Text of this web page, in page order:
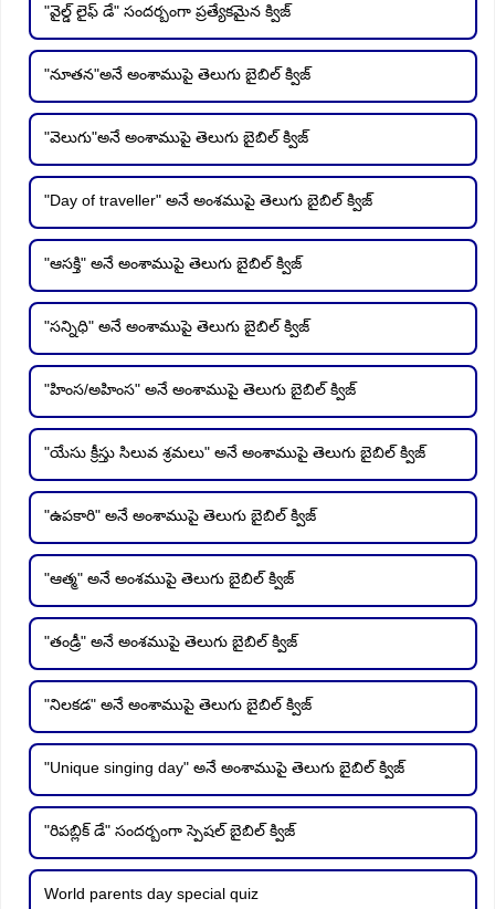
"వైల్డ్ లైఫ్ డే" సందర్బంగా ప్రత్యేకమైన క్విజ్
"నూతన"అనే అంశాముపై తెలుగు బైబిల్ క్విజ్
"వెలుగు"అనే అంశాముపై తెలుగు బైబిల్ క్విజ్
"Day of traveller" అనే అంశముపై తెలుగు బైబిల్ క్విజ్
"ఆసక్తి" అనే అంశాముపై తెలుగు బైబిల్ క్విజ్
"సన్నిధి" అనే అంశాముపై తెలుగు బైబిల్ క్విజ్
"హింస/అహింస" అనే అంశాముపై తెలుగు బైబిల్ క్విజ్
"యేసు క్రీస్తు సిలువ శ్రమలు" అనే అంశాముపై తెలుగు బైబిల్ క్విజ్
"ఉపకారి" అనే అంశాముపై తెలుగు బైబిల్ క్విజ్
"ఆత్మ" అనే అంశముపై తెలుగు బైబిల్ క్విజ్
"తండ్రీ" అనే అంశముపై తెలుగు బైబిల్ క్విజ్
"నిలకడ" అనే అంశాముపై తెలుగు బైబిల్ క్విజ్
"Unique singing day" అనే అంశాముపై తెలుగు బైబిల్ క్విజ్
"రిపబ్లిక్ డే" సందర్బంగా స్పెషల్ బైబిల్ క్విజ్
World parents day special quiz